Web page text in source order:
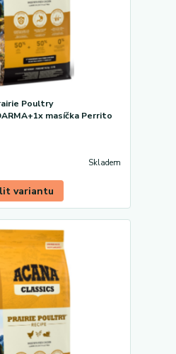
Poultry
masíčka Perrito
Skladem
variantu